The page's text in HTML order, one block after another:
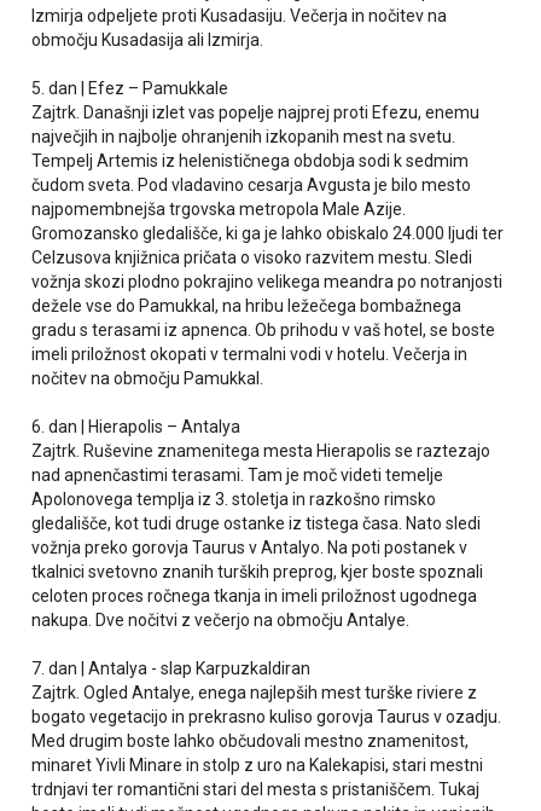
Izmirja odpeljete proti Kusadasiju. Večerja in nočitev na
območju Kusadasija ali Izmirja.
5. dan | Efez – Pamukkale
Zajtrk. Današnji izlet vas popelje najprej proti Efezu, enemu
največjih in najbolje ohranjenih izkopanih mest na svetu.
Tempelj Artemis iz helenističnega obdobja sodi k sedmim
čudom sveta. Pod vladavino cesarja Avgusta je bilo mesto
najpomembnejša trgovska metropola Male Azije.
Gromozansko gledališče, ki ga je lahko obiskalo 24.000 ljudi ter
Celzusova knjižnica pričata o visoko razvitem mestu. Sledi
vožnja skozi plodno pokrajino velikega meandra po notranjosti
dežele vse do Pamukkal, na hribu ležečega bombažnega
gradu s terasami iz apnenca. Ob prihodu v vaš hotel, se boste
imeli priložnost okopati v termalni vodi v hotelu. Večerja in
nočitev na območju Pamukkal.
6. dan | Hierapolis – Antalya
Zajtrk. Ruševine znamenitega mesta Hierapolis se raztezajo
nad apnenčastimi terasami. Tam je moč videti temelje
Apolonovega templja iz 3. stoletja in razkošno rimsko
gledališče, kot tudi druge ostanke iz tistega časa. Nato sledi
vožnja preko gorovja Taurus v Antalyo. Na poti postanek v
tkalnici svetovno znanih turških preprog, kjer boste spoznali
celoten proces ročnega tkanja in imeli priložnost ugodnega
nakupa. Dve nočitvi z večerjo na območju Antalye.
7. dan | Antalya - slap Karpuzkaldiran
Zajtrk. Ogled Antalye, enega najlepših mest turške riviere z
bogato vegetacijo in prekrasno kuliso gorovja Taurus v ozadju.
Med drugim boste lahko občudovali mestno znamenitost,
minaret Yivli Minare in stolp z uro na Kalekapisi, stari mestni
trdnjavi ter romantični stari del mesta s pristaniščem. Tukaj